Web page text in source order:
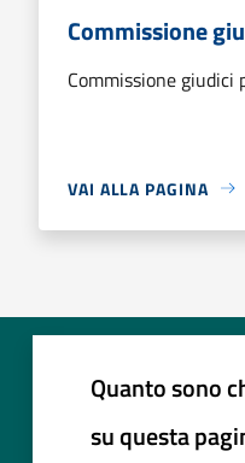
Commissione
Commissione giudici
VAI ALLA PAGINA
Quanto sono
su questa